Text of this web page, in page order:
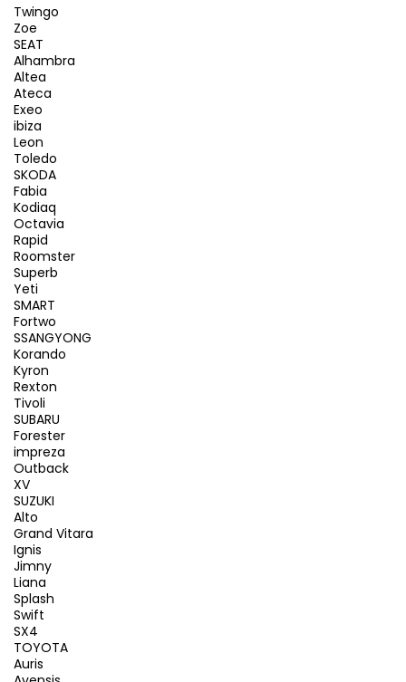
Twingo
Zoe
SEAT
Alhambra
Altea
Ateca
Exeo
ibiza
Leon
Toledo
SKODA
Fabia
Kodiaq
Octavia
Rapid
Roomster
Superb
Yeti
SMART
Fortwo
SSANGYONG
Korando
Kyron
Rexton
Tivoli
SUBARU
Forester
impreza
Outback
XV
SUZUKI
Alto
Grand Vitara
Ignis
Jimny
Liana
Splash
Swift
SX4
TOYOTA
Auris